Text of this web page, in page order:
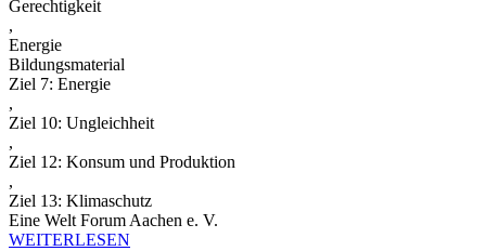
Gerechtigkeit
,
Energie
Bildungsmaterial
Ziel 7: Energie
,
Ziel 10: Ungleichheit
,
Ziel 12: Konsum und Produktion
,
Ziel 13: Klimaschutz
Eine Welt Forum Aachen e. V.
WEITERLESEN